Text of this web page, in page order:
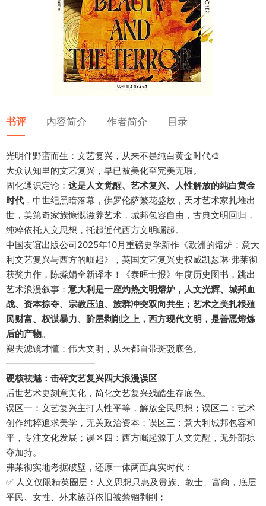
书评 内容简介 作者简介 目录
光明伴野蛮而生：文艺复兴，从来不是纯白黄金时代🎨
大众认知里的文艺复兴，早已被美化至完美无瑕。
固化通识定论： 这是人文觉醒、艺术复兴、人性解放的纯白黄金
时代 ，中世纪黑暗落幕，佛罗伦萨繁花盛放，天才艺术家扎堆出
世，美第奇家族慷慨滋养艺术，城邦包容自由，古典文明回归，
纯粹依托人文思想，托起近代西方文明崛起。
中国友谊出版公司2025年10月重磅史学新作《欧洲的熔炉：意大
利文艺复兴与西方的崛起》，英国文艺复兴史权威凯瑟琳·弗莱彻
获奖力作，陈淼娟全新译本！《泰晤士报》年度历史图书，跳出
艺术浪漫叙事： 意大利是一座灼热文明熔炉，人文光辉、城邦血
战、资本掠夺、宗教压迫、族群冲突双向共生；艺术之美扎根殖
民财富、权谋暴力、阶层剥削之上，西方现代文明，是善恶熔炼
后的产物。
褪去滤镜才懂：伟大文明，从来都自带斑驳底色。
——————————
硬核祛魅：击碎文艺复兴四大浪漫误区
后世艺术史刻意美化，简化文艺复兴残酷生存底色。
误区一：文艺复兴主打人性平等，解放全民思想；误区二：艺术
创作纯粹追求美学，无关政治资本；误区三：意大利城邦包容和
平，专注文化发展；误区四：西方崛起源于人文觉醒，无外部掠
夺加持。
弗莱彻实地考据破壁，还原一体两面真实时代：
✅ 人文仅限精英圈层：人文思想只惠及贵族、教士、富商，底层
平民、女性、外来族群依旧被禁锢剥削；